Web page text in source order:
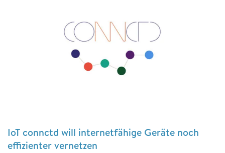
IoT connctd will internetfähige Geräte noch
effizienter vernetzen